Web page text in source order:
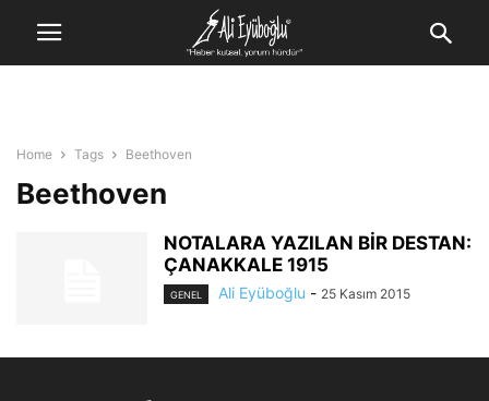
Home Tags Beethoven
Beethoven
NOTALARA YAZILAN BİR DESTAN:
ÇANAKKALE 1915
GENEL Ali Eyüboğlu - 25 Kasım 2015